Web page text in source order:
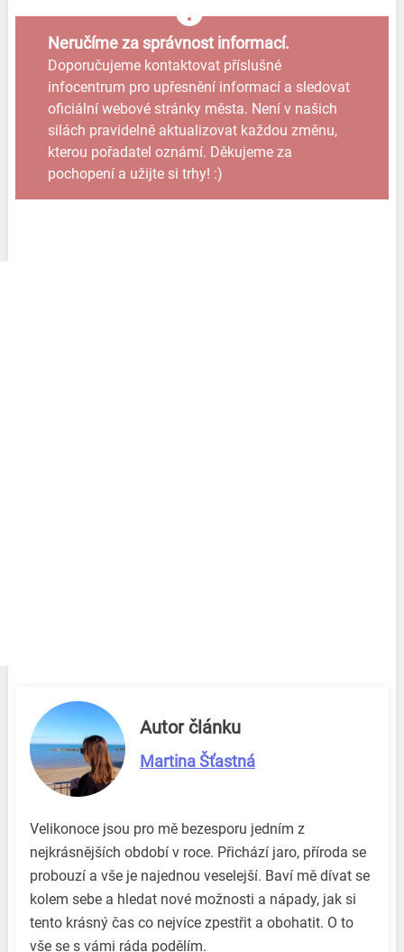
Neručíme za správnost informací.
Doporučujeme kontaktovat příslušné
infocentrum pro upřesnění informací a sledovat
oficiální webové stránky města. Není v našich
silách pravidelně aktualizovat každou změnu,
kterou pořadatel oznámí. Děkujeme za
pochopení a užijte si trhy! :)
Autor článku
Martina Šťastná
Velikonoce jsou pro mě bezesporu jedním z
nejkrásnějších období v roce. Přichází jaro, příroda se
probouzí a vše je najednou veselejší. Baví mě dívat se
kolem sebe a hledat nové možnosti a nápady, jak si
tento krásný čas co nejvíce zpestřit a obohatit. O to
vše se s vámi ráda podělím.